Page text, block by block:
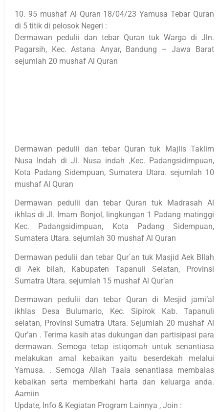
10. 95 mushaf Al Quran 18/04/23 Yamusa Tebar Quran
di 5 titik di pelosok Negeri :
Dermawan pedulii dan tebar Quran tuk Warga di Jln.
Pagarsih, Kec. Astana Anyar, Bandung – Jawa Barat
sejumlah 20 mushaf Al Quran
Dermawan pedulii dan tebar Quran tuk Majlis Taklim
Nusa Indah di Jl. Nusa indah ,Kec. Padangsidimpuan,
Kota Padang Sidempuan, Sumatera Utara. sejumlah 10
mushaf Al Quran
Dermawan pedulii dan tebar Quran tuk Madrasah Al
ikhlas di Jl. Imam Bonjol, lingkungan 1 Padang matinggi
Kec. Padangsidimpuan, Kota Padang Sidempuan,
Sumatera Utara. sejumlah 30 mushaf Al Quran
Dermawan pedulii dan tebar Qur`an tuk Masjid Aek BIlah
di Aek bilah, Kabupaten Tapanuli Selatan, Provinsi
Sumatra Utara. sejumlah 15 mushaf Al Qur’an
Dermawan pedulii dan tebar Quran di Mesjid jami’al
ikhlas Desa Bulumario, Kec. Sipirok Kab. Tapanuli
selatan, Provinsi Sumatra Utara. Sejumlah 20 mushaf Al
Qur’an . Terima kasih atas dukungan dan partisipasi para
dermawan. Semoga tetap istiqomah untuk senantiasa
melakukan amal kebaikan yaitu beserdekah melalui
Yamusa. . Semoga Allah Taala senantiasa membalas
kebaikan serta memberkahi harta dan keluarga anda.
Aamiin
Update, Info & Kegiatan Program Lainnya , Join :